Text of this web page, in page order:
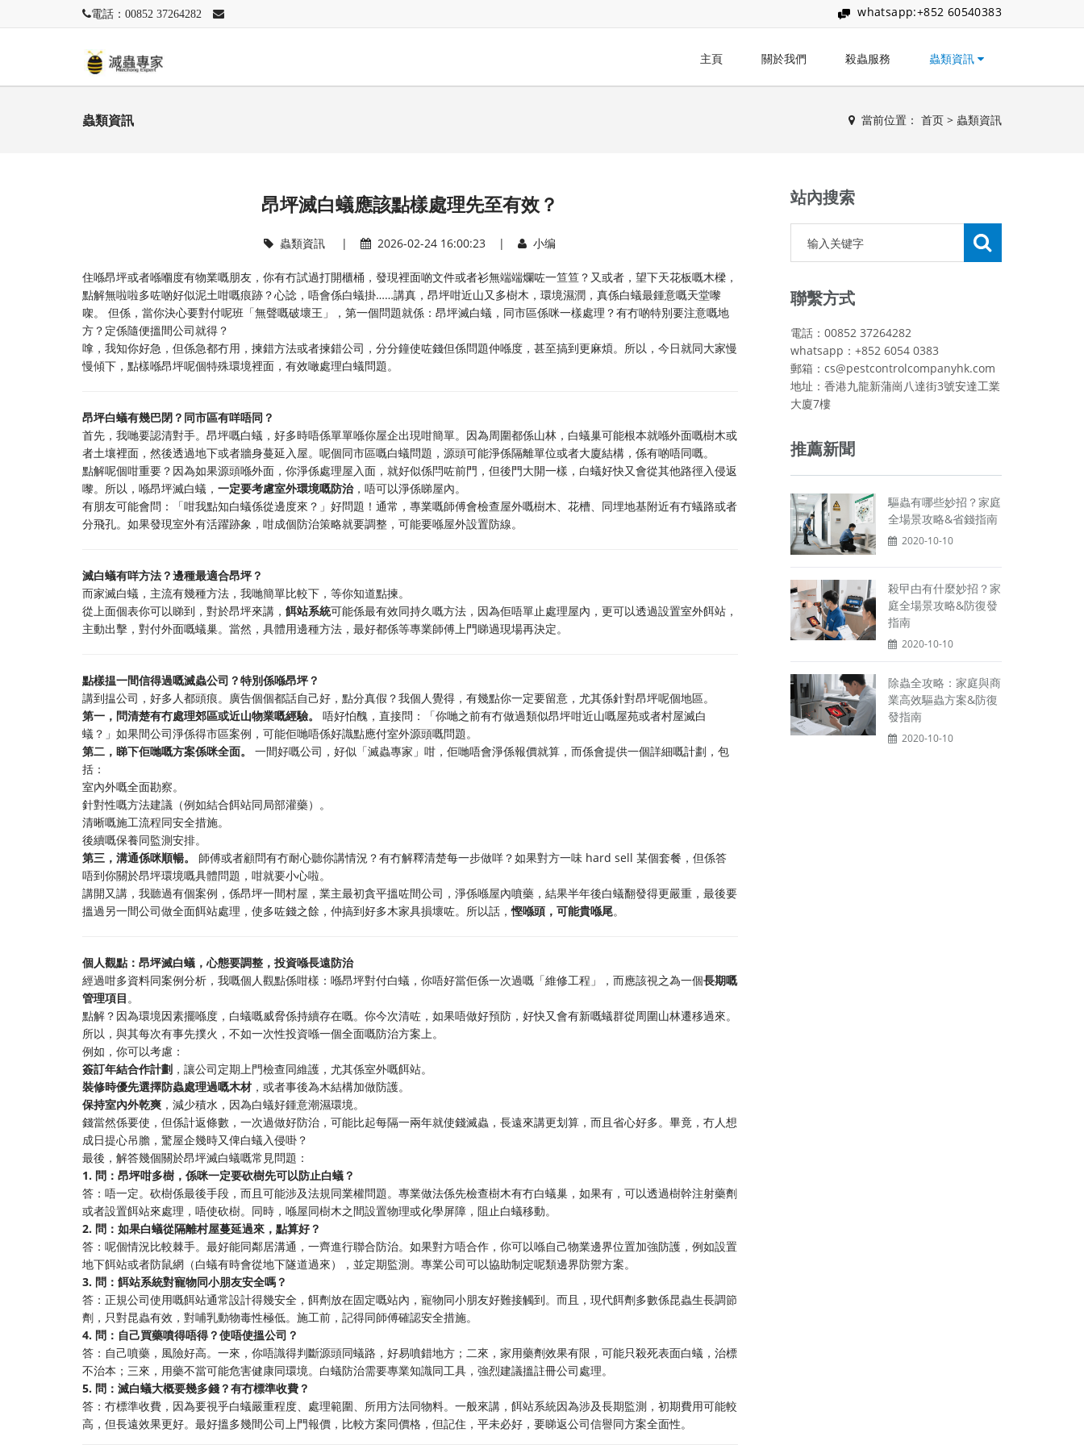
電話：00852 37264282 whatsapp:+852 60540383
主頁 關於我們 殺蟲服務 蟲類資訊
蟲類資訊 當前位置： 首页 > 蟲類資訊
昂坪滅白蟻應該點樣處理先至有效？
蟲類資訊 | 2026-02-24 16:00:23 | 小编
住喺昂坪或者喺嗰度有物業嘅朋友，你有冇試過打開櫃桶，發現裡面啲文件或者衫無端端爛咗一笪笪？又或者，望下天花板嘅木樑，
點解無啦啦多咗啲好似泥土咁嘅痕跡？心諗，唔會係白蟻掛……講真，昂坪咁近山又多樹木，環境濕潤，真係白蟻最鍾意嘅天堂嚟
㗎。 但係，當你決心要對付呢班「無聲嘅破壞王」，第一個問題就係：昂坪滅白蟻，同市區係咪一樣處理？有冇啲特別要注意嘅地
方？定係隨便搵間公司就得？
嗱，我知你好急，但係急都冇用，揀錯方法或者揀錯公司，分分鐘使咗錢但係問題仲喺度，甚至搞到更麻煩。所以，今日就同大家慢
慢傾下，點樣喺昂坪呢個特殊環境裡面，有效噉處理白蟻問題。
昂坪白蟻有幾巴閉？同市區有咩唔同？
首先，我哋要認清對手。昂坪嘅白蟻，好多時唔係單單喺你屋企出現咁簡單。因為周圍都係山林，白蟻巢可能根本就喺外面嘅樹木或
者土壤裡面，然後透過地下或者牆身蔓延入屋。呢個同市區嘅白蟻問題，源頭可能淨係隔離單位或者大廈結構，係有啲唔同嘅。
點解呢個咁重要？因為如果源頭喺外面，你淨係處理屋入面，就好似係閂咗前門，但後門大開一樣，白蟻好快又會從其他路徑入侵返
嚟。所以，喺昂坪滅白蟻， 一定要考慮室外環境嘅防治，唔可以淨係睇屋內。
有朋友可能會問：「咁我點知白蟻係從邊度來？」好問題！通常，專業嘅師傅會檢查屋外嘅樹木、花槽、同埋地基附近有冇蟻路或者
分飛孔。如果發現室外有活躍跡象，咁成個防治策略就要調整，可能要喺屋外設置防線。
滅白蟻有咩方法？邊種最適合昂坪？
而家滅白蟻，主流有幾種方法，我哋簡單比較下，等你知道點揀。
從上面個表你可以睇到，對於昂坪來講， 餌站系統可能係最有效同持久嘅方法，因為佢唔單止處理屋內，更可以透過設置室外餌站，
主動出擊，對付外面嘅蟻巢。當然，具體用邊種方法，最好都係等專業師傅上門睇過現場再決定。
點樣揾一間信得過嘅滅蟲公司？特別係喺昂坪？
講到揾公司，好多人都頭痕。廣告個個都話自己好，點分真假？我個人覺得，有幾點你一定要留意，尤其係針對昂坪呢個地區。
第一，問清楚有冇處理郊區或近山物業嘅經驗。
​ 唔好怕醜，直接問：「你哋之前有冇做過類似昂坪咁近山嘅屋苑或者村屋滅白
蟻？」如果間公司淨係得市區案例，可能佢哋唔係好識點應付室外源頭嘅問題。
第二，睇下佢哋嘅方案係咪全面。
​ 一間好嘅公司，好似「滅蟲專家」咁，佢哋唔會淨係報價就算，而係會提供一個詳細嘅計劃，包
括：
室內外嘅全面勘察。
針對性嘅方法建議（例如結合餌站同局部灌藥）。
清晰嘅施工流程同安全措施。
後續嘅保養同監測安排。
第三，溝通係咪順暢。
​ 師傅或者顧問有冇耐心聽你講情況？有冇解釋清楚每一步做咩？如果對方一味 hard sell 某個套餐，但係答
唔到你關於昂坪環境嘅具體問題，咁就要小心啦。
講開又講，我聽過有個案例，係昂坪一間村屋，業主最初貪平搵咗間公司，淨係喺屋內噴藥，結果半年後白蟻翻發得更嚴重，最後要
搵過另一間公司做全面餌站處理，使多咗錢之餘，仲搞到好多木家具損壞咗。所以話，慳喺頭，可能貴喺尾。
個人觀點：昂坪滅白蟻，心態要調整，投資喺長遠防治
經過咁多資料同案例分析，我嘅個人觀點係咁樣：喺昂坪對付白蟻，你唔好當佢係一次過嘅「維修工程」，而應該視之為一個長期嘅
管理項目。
點解？因為環境因素擺喺度，白蟻嘅威脅係持續存在嘅。你今次清咗，如果唔做好預防，好快又會有新嘅蟻群從周圍山林遷移過來。
所以，與其每次有事先撲火，不如一次性投資喺一個全面嘅防治方案上。
例如，你可以考慮：
簽訂年結合作計劃 ，讓公司定期上門檢查同維護，尤其係室外嘅餌站。
裝修時優先選擇防蟲處理過嘅木材 ，或者事後為木結構加做防護。
保持室內外乾爽 ，減少積水，因為白蟻好鍾意潮濕環境。
錢當然係要使，但係計返條數，一次過做好防治，可能比起每隔一兩年就使錢滅蟲，長遠來講更划算，而且省心好多。畢竟，冇人想
成日提心吊膽，驚屋企幾時又俾白蟻入侵啩？
最後，解答幾個關於昂坪滅白蟻嘅常見問題：
1. 問：昂坪咁多樹，係咪一定要砍樹先可以防止白蟻？
答：唔一定。砍樹係最後手段，而且可能涉及法規同業權問題。專業做法係先檢查樹木有冇白蟻巢，如果有，可以透過樹幹注射藥劑
或者設置餌站來處理，唔使砍樹。同時，喺屋同樹木之間設置物理或化學屏障，阻止白蟻移動。
2. 問：如果白蟻從隔離村屋蔓延過來，點算好？
答：呢個情況比較棘手。最好能同鄰居溝通，一齊進行聯合防治。如果對方唔合作，你可以喺自己物業邊界位置加強防護，例如設置
地下餌站或者防鼠網（白蟻有時會從地下隧道過來），並定期監測。專業公司可以協助制定呢類邊界防禦方案。
3. 問：餌站系統對寵物同小朋友安全嗎？
答：正規公司使用嘅餌站通常設計得幾安全，餌劑放在固定嘅站內，寵物同小朋友好難接觸到。而且，現代餌劑多數係昆蟲生長調節
劑，只對昆蟲有效，對哺乳動物毒性極低。施工前，記得同師傅確認安全措施。
4. 問：自己買藥噴得唔得？使唔使搵公司？
答：自己噴藥，風險好高。一來，你唔識得判斷源頭同蟻路，好易噴錯地方；二來，家用藥劑效果有限，可能只殺死表面白蟻，治標
不治本；三來，用藥不當可能危害健康同環境。白蟻防治需要專業知識同工具，強烈建議搵註冊公司處理。
5. 問：滅白蟻大概要幾多錢？有冇標準收費？
答：冇標準收費，因為要視乎白蟻嚴重程度、處理範圍、所用方法同物料。一般來講，餌站系統因為涉及長期監測，初期費用可能較
高，但長遠效果更好。最好搵多幾間公司上門報價，比較方案同價格，但記住，平未必好，要睇返公司信譽同方案全面性。
站內搜索
聯繫方式
電話：00852 37264282
whatsapp：+852 6054 0383
郵箱：cs@pestcontrolcompanyhk.com
地址：香港九龍新蒲崗八達街3號安達工業
大廈7樓
推薦新聞
驅蟲有哪些妙招？家庭
全場景攻略&省錢指南
2020-10-10
殺曱甴有什麼妙招？家
庭全場景攻略&防復發
指南
2020-10-10
除蟲全攻略：家庭與商
業高效驅蟲方案&防復
發指南
2020-10-10